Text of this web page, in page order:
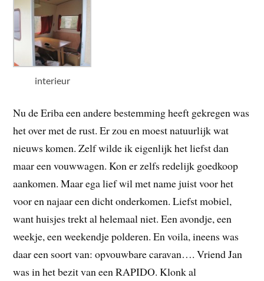
interieur
Nu de Eriba een andere bestemming heeft gekregen was
het over met de rust. Er zou en moest natuurlijk wat
nieuws komen. Zelf wilde ik eigenlijk het liefst dan
maar een vouwwagen. Kon er zelfs redelijk goedkoop
aankomen. Maar ega lief wil met name juist voor het
voor en najaar een dicht onderkomen. Liefst mobiel,
want huisjes trekt al helemaal niet. Een avondje, een
weekje, een weekendje polderen. En voila, ineens was
daar een soort van: opvouwbare caravan…. Vriend Jan
was in het bezit van een RAPIDO. Klonk al